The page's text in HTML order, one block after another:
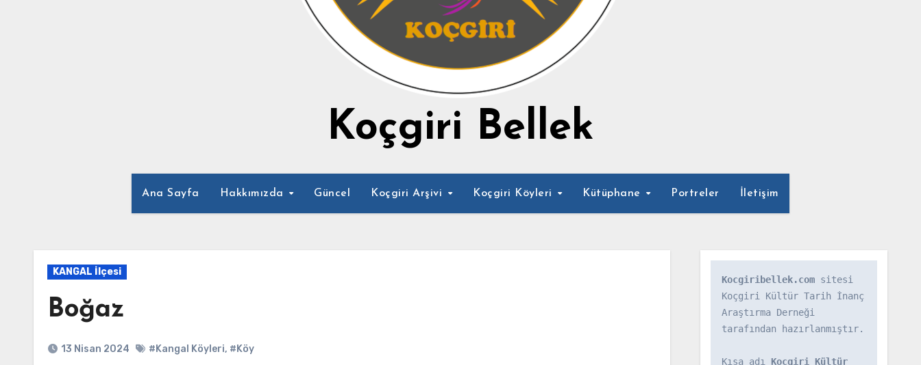
Koçgiri Bellek
Ana Sayfa Hakkımızda Güncel Koçgiri Arşivi Koçgiri Köyleri Kütüphane Portreler İletişim
KANGAL İlçesi
Boğaz
13 Nisan 2024 #Kangal Köyleri, #Köy
Kocgiribellek.com sitesi
Koçgiri Kültür Tarih İnanç
Araştırma Derneği
tarafından hazırlanmıştır.
Kısa adı Koçgiri Kültür